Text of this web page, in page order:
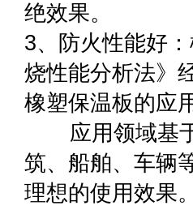
绝效果。
3、防火性能好
烧性能分析法》
橡塑保温板的应
应用领域基于
筑、船舶、车辆
理想的使用效果